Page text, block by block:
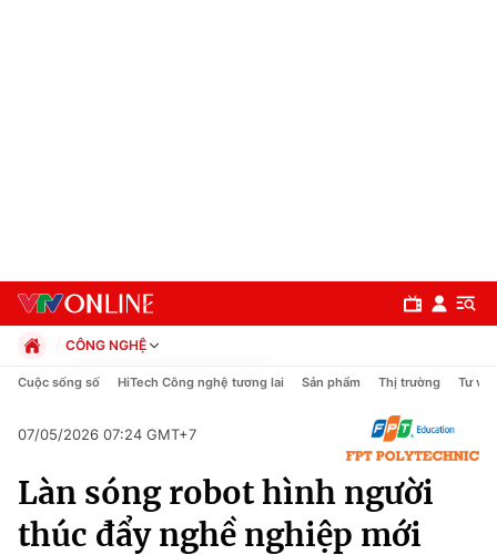
Chính trị
CÔNG NGHỆ
Chính trị
Pháp luật
Thể thao
Truyền hình
Cuộc sống số HiTech Công nghệ tương lai Sản phẩm Thị trường Tư vấn
07/05/2026 07:24 GMT+7
Làn sóng robot hình người
thúc đẩy nghề nghiệp mới